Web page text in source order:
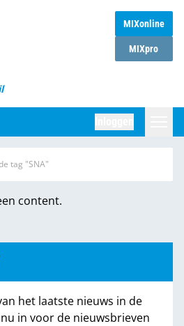
MIXonline
MIXpro
tag "SNA"
content.
het laatste nieuws in de
in voor de nieuwsbrieven